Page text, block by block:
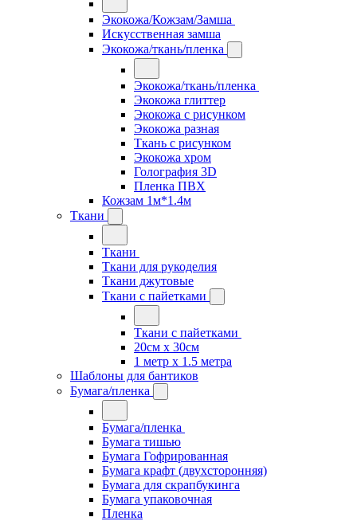
Экокожа/Кожзам/Замша
Искусственная замша
Экокожа/ткань/пленка
Экокожа/ткань/пленка
Экокожа глиттер
Экокожа с рисунком
Экокожа разная
Ткань с рисунком
Экокожа хром
Голография 3D
Пленка ПВХ
Кожзам 1м*1.4м
Ткани
Ткани
Ткани для рукоделия
Ткани джутовые
Ткани с пайетками
Ткани с пайетками
20см х 30см
1 метр х 1.5 метра
Шаблоны для бантиков
Бумага/пленка
Бумага/пленка
Бумага тишью
Бумага Гофрированная
Бумага крафт (двухсторонняя)
Бумага для скрапбукинга
Бумага упаковочная
Пленка